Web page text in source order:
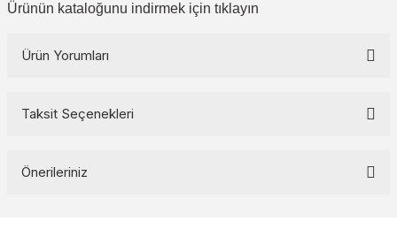
Ürünün kataloğunu indirmek için tıklayın
Ürün Yorumları
Taksit Seçenekleri
Önerileriniz